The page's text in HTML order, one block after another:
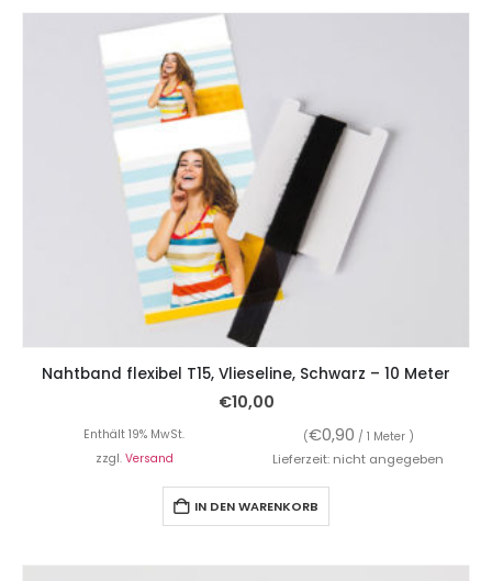
Nahtband flexibel T15, Vlieseline, Schwarz – 10 Meter
€10,00
Enthält 19% MwSt. (€0,90 / 1 Meter )
zzgl. Versand Lieferzeit: nicht angegeben
IN DEN WARENKORB